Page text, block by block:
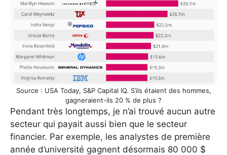
Source : USA Today, S&P Capital IQ. S’ils étaient des hommes,
gagneraient-ils 20 % de plus ?
Pendant très longtemps, je n’ai trouvé aucun autre
secteur qui payait aussi bien que le secteur
financier. Par exemple, les analystes de première
année d’université gagnent désormais 80 000 $